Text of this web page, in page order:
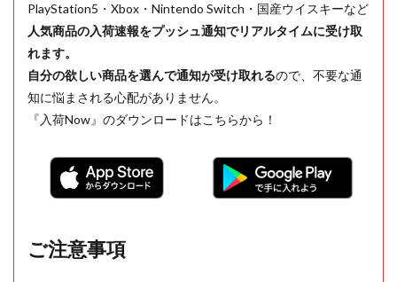
PlayStation5・Xbox・Nintendo Switch・国産ウイスキーなど
人気商品の入荷速報をプッシュ通知でリアルタイムに受け取
れます。
自分の欲しい商品を選んで通知が受け取れるので、不要な通
知に悩まされる心配がありません。
『入荷Now』のダウンロードはこちらから！
ご注意事項